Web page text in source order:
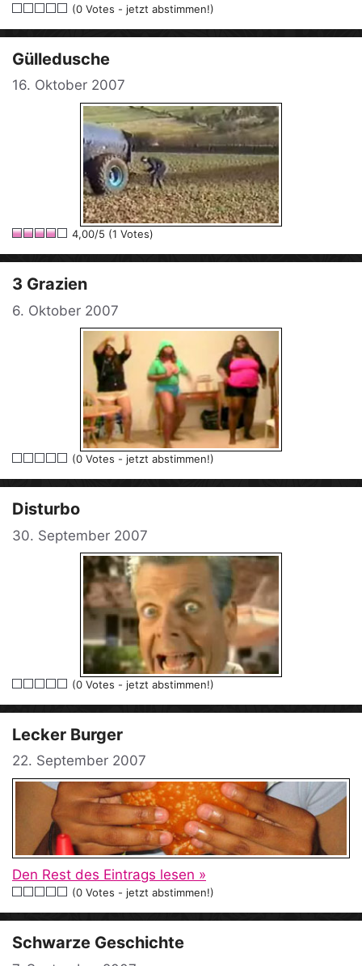
(0 Votes - jetzt abstimmen!)
Gülledusche
16. Oktober 2007
4,00/5 (1 Votes)
3 Grazien
6. Oktober 2007
(0 Votes - jetzt abstimmen!)
Disturbo
30. September 2007
(0 Votes - jetzt abstimmen!)
Lecker Burger
22. September 2007
Den Rest des Eintrags lesen »
(0 Votes - jetzt abstimmen!)
Schwarze Geschichte